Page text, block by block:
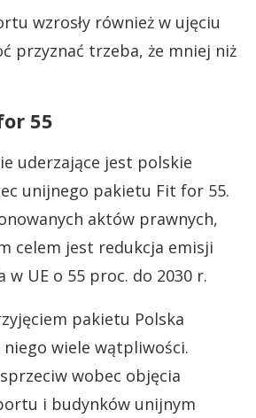
wzrosły również w ujęciu
przyznać trzeba, że mniej niż
55
uderzające jest polskie
unijnego pakietu Fit for 55.
aktów prawnych,
celem jest redukcja emisji
w UE o 55 proc. do 2030 r.
pakietu Polska
niego wiele wątpliwości.
wobec objęcia
i budynków unijnym